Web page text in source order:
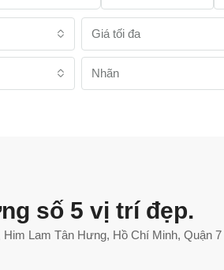
Giá tối đa
Nhãn
số 5 vị trí đẹp.
Lam Tân Hưng, Hồ Chí Minh, Quận 7